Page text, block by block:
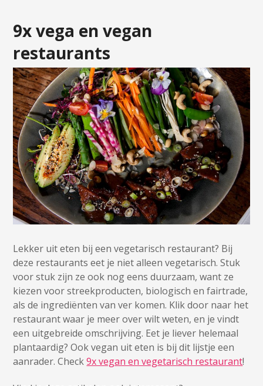
9x vega en vegan
restaurants
Lekker uit eten bij een vegetarisch restaurant? Bij
deze restaurants eet je niet alleen vegetarisch. Stuk
voor stuk zijn ze ook nog eens duurzaam, want ze
kiezen voor streekproducten, biologisch en fairtrade,
als de ingrediënten van ver komen. Klik door naar het
restaurant waar je meer over wilt weten, en je vindt
een uitgebreide omschrijving. Eet je liever helemaal
plantaardig? Ook vegan uit eten is bij dit lijstje een
aanrader. Check9x vegan en vegetarisch restaurant!